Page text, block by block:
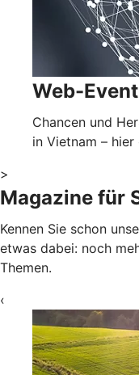
Web-
Chancen und
in Vietnam –
>
Magazine für
Kennen Sie schon
etwas dabei: noch
Themen.
‹